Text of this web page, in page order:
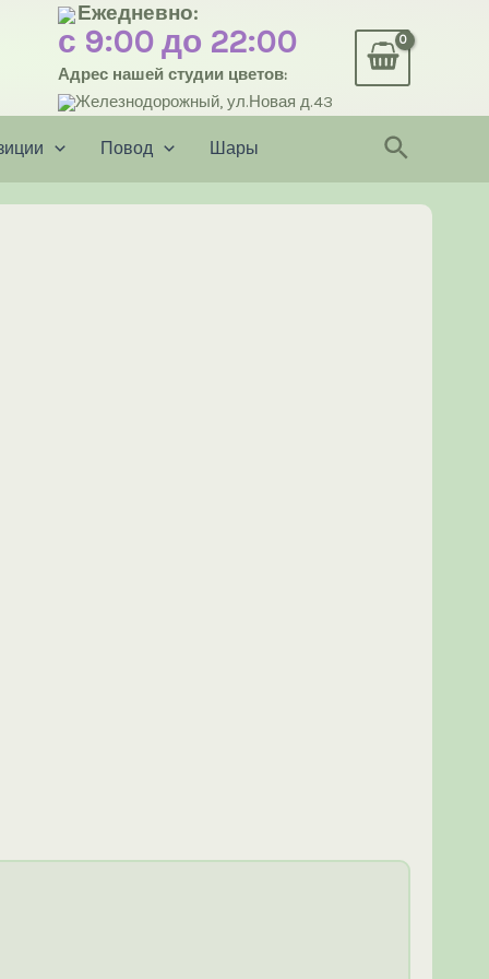
Ежедневно:
с 9:00 до 22:00
Адрес нашей студии цветов:
Железнодорожный, ул.Новая д.43
Повод Шары Поиск